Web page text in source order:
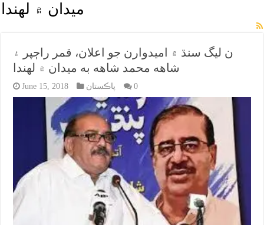
ميدان ۾ لهندا
ن ليگ سنڌ ۾ اميدوارن جو اعلان، قمر راڄپر ۽
شاهه محمد شاهه به ميدان ۾ لهندا
June 15, 2018 پاڪستان 0